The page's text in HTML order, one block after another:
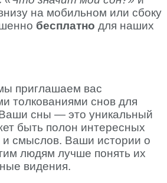
на мобильном или сбоку
бесплатно для наших
приглашаем вас
толкованиями снов для
сны — это уникальный
быть полон интересных
и смыслов. Ваши истории о
людям лучше понять их
видения.